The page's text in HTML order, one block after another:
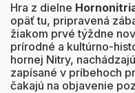
Hra z dielne
opäť tu, pripravená
žiakom prvé týždne
prírodné a kultúrno-
hornej Nitry,
zapísané v príbehoch
čakajú na objavenie